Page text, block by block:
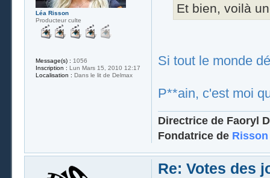
Et bien, voilà
Si tout le monde
P**ain, c'est moi
Directrice de Faoryl
Fondatrice de
Léa Risson
Producteur culte
Message(s) : 1056
Inscription : Lun Mars 15, 2010 12:17
Localisation : Dans le lit de Delmax
Re: Votes des